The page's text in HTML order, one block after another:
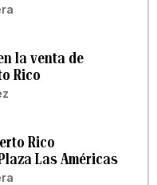
la venta de
Rico
Rico
Las Américas